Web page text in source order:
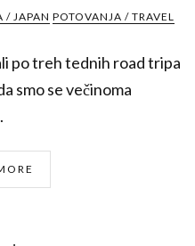
/ JAPAN POTOVANJA / TRAVEL
po treh tednih road tripa
smo se večinoma